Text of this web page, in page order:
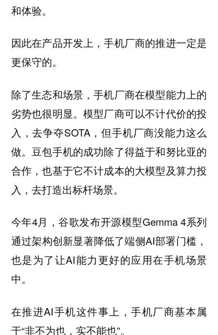
和体验。
因此在产品开发上，手机厂商的推进一定是
更保守的。
除了生态和场景，手机厂商在模型能力上的
劣势也很明显。模型厂商可以不计代价的投
入，去争夺SOTA，但手机厂商没能力这么
做。豆包手机的成功除了得益于和努比亚的
合作，也基于它不计成本的大模型及算力投
入，去打造出标杆场景。
今年4月，谷歌发布开源模型Gemma 4系列
通过架构创新显著降低了端侧AI部署门槛，
也是为了让AI能力更好的应用在手机场景
中。
在推进AI手机这件事上，手机厂商基本属
于“非不为也，实不能也”。